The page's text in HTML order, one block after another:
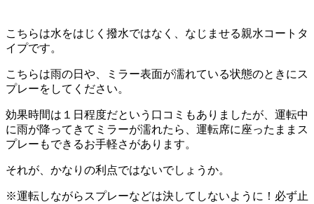
こちらは水をはじく撥水ではなく、なじませる親水コートタ
イプです。
こちらは雨の日や、ミラー表面が濡れている状態のときにス
プレーをしてください。
効果時間は１日程度だという口コミもありましたが、運転中
に雨が降ってきてミラーが濡れたら、運転席に座ったままス
プレーもできるお手軽さがあります。
それが、かなりの利点ではないでしょうか。
※運転しながらスプレーなどは決してしないように！必ず止